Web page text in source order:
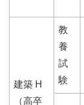
建築 H
（高卒
教
養
試
験